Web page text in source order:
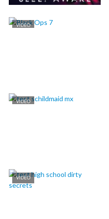
VIDÉO
VIDÉO
VIDÉO